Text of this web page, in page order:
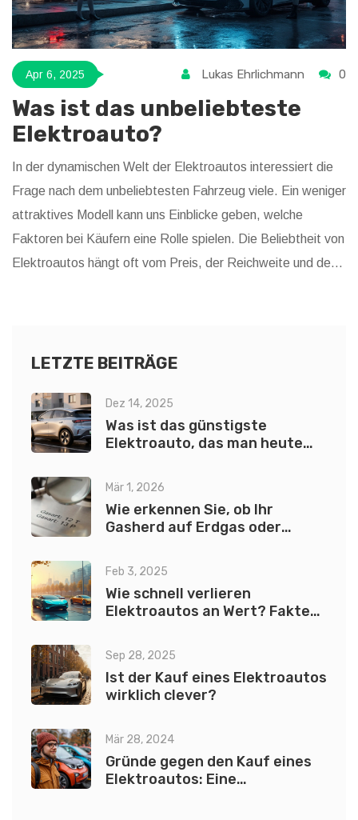
Apr 6, 2025 Lukas Ehrlichmann 0
Was ist das unbeliebteste
Elektroauto?
In der dynamischen Welt der Elektroautos interessiert die
Frage nach dem unbeliebtesten Fahrzeug viele. Ein weniger
attraktives Modell kann uns Einblicke geben, welche
Faktoren bei Käufern eine Rolle spielen. Die Beliebtheit von
Elektroautos hängt oft vom Preis, der Reichweite und der
Verkaufszahlen hat und warum.
LETZTE BEITRÄGE
Dez 14, 2025
Was ist das günstigste
Elektroauto, das man heute
Mär 1, 2026
Wie erkennen Sie, ob Ihr
Gasherd auf Erdgas oder
Feb 3, 2025
Wie schnell verlieren
Elektroautos an Wert? Fakten
Sep 28, 2025
Ist der Kauf eines Elektroautos
wirklich clever?
Mär 28, 2024
Gründe gegen den Kauf eines
Elektroautos: Eine